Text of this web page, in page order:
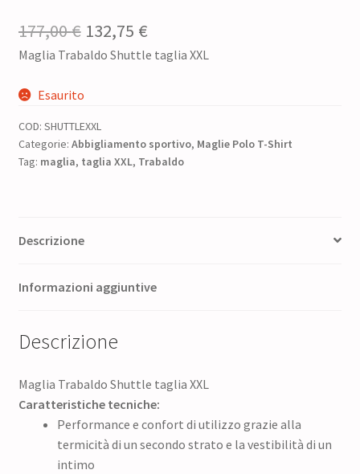
177,00€ Il
prezzo
177,00 €.
132,75 €Il
prezzo
132,75 €.
Maglia Trabaldo Shuttle taglia XXL
Esaurito
COD: SHUTTLEXXL
Categorie: Abbigliamento sportivo, Maglie Polo T-Shirt
Tag: maglia, taglia XXL, Trabaldo
Descrizione
Informazioni aggiuntive
Descrizione
Maglia Trabaldo Shuttle taglia XXL
Caratteristiche tecniche:
Performance e confort di utilizzo grazie alla
termicità di un secondo strato e la vestibilità di un
intimo